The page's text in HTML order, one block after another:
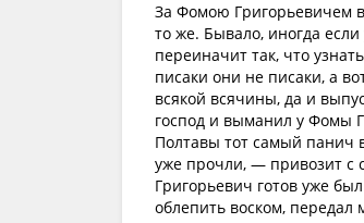
За Фомою Григорьевичем
то же. Бывало, иногда
переиначит так, что
писаки они не писаки, а
всякой всячины, да и
господ и выманил у Фомы
Полтавы тот самый панич
уже прочли, — привозит с
Григорьевич готов уже
облепить воском, передал